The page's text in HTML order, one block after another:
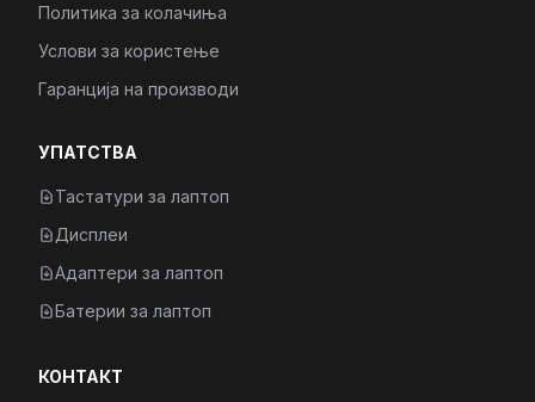
Политика за колачиња
Услови за користење
Гаранција на производи
УПАТСТВА
Тастатури за лаптоп
Дисплеи
Адаптери за лаптоп
Батерии за лаптоп
КОНТАКТ